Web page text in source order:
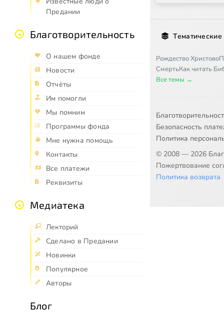
Предании
Благотворительность
О нашем фонде
Новости
Отчёты
Им помогли
Мы помним
Программы фонда
Мне нужна помощь
Контакты
Все платежи
Реквизиты
Медиатека
Лекторий
Сделано в Предании
Новинки
Популярное
Авторы
Блог
Рождество Христово
СмертьКак читать
Все темы →
Безопасность
Политика
© 2008 — 2026
Пожертвование
Политика возврата